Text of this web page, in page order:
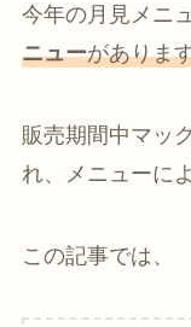
今年の月見メニ
ニューがありま
販売期間中マッ
れ、メニューに
この記事では、